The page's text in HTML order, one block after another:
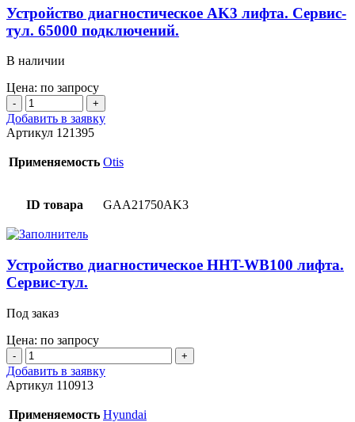
Устройство диагностическое AK3 лифта. Сервис-
тул. 65000 подключений.
В наличии
Цена: по запросу
Количество
товара
Устройство
AK3
тул.
подключений.
Добавить в заявку
Артикул 121395
Применяемость Otis
ID товара GAA21750AK3
Устройство диагностическое HHT-WB100 лифта.
Сервис-тул.
Под заказ
Цена: по запросу
Количество
товара
Устройство
диагностическое
HHT-
Добавить в заявку
Артикул 110913
Применяемость Hyundai